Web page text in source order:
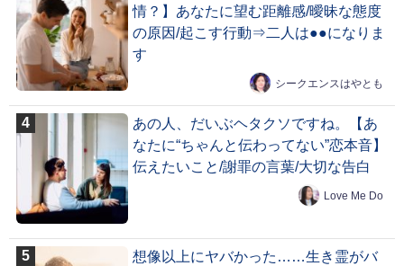
情？】あなたに望む距離感/曖昧な態度
の原因/起こす行動⇒二人は●●になりま
す
シークエンスはやとも
あの人、だいぶヘタクソですね。【あ
なたに“ちゃんと伝わってない”恋本音】
伝えたいこと/謝罪の言葉/大切な告白
Love Me Do
想像以上にヤバかった……生き霊がバ